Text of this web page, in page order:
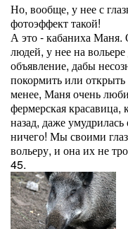
Но, вообще, у нее с
фотоэффект такой!
А это - кабаниха Маня.
людей, у нее на
объявление, дабы
покормить или открыть
менее, Маня очень
фермерская красавица,
назад, даже
ничего! Мы своими
вольеру, и она их не
45.